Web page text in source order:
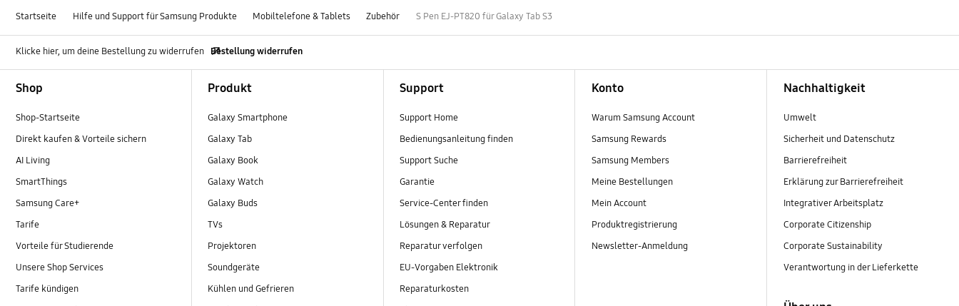
Startseite Hilfe und Support für Samsung Produkte Mobiltelefone & Tablets Zubehör S Pen EJ-PT820 für Galaxy Tab S3
Klicke hier, um deine Bestellung zu widerrufen Bestellung widerrufen
Shop
Shop-Startseite
Direkt kaufen & Vorteile sichern
AI Living
SmartThings
Samsung Care+
Tarife
Vorteile für Studierende
Unsere Shop Services
Tarife kündigen
Produkt
Galaxy Smartphone
Galaxy Tab
Galaxy Book
Galaxy Watch
Galaxy Buds
TVs
Projektoren
Soundgeräte
Kühlen und Gefrieren
Support
Support Home
Bedienungsanleitung finden
Support Suche
Garantie
Service-Center finden
Lösungen & Reparatur
Reparatur verfolgen
EU-Vorgaben Elektronik
Reparaturkosten
Konto
Warum Samsung Account
Samsung Rewards
Samsung Members
Meine Bestellungen
Mein Account
Produktregistrierung
Newsletter-Anmeldung
Nachhaltigkeit
Umwelt
Sicherheit und Datenschutz
Barrierefreiheit
Erklärung zur Barrierefreiheit
Integrativer Arbeitsplatz
Corporate Citizenship
Corporate Sustainability
Verantwortung in der Lieferkette